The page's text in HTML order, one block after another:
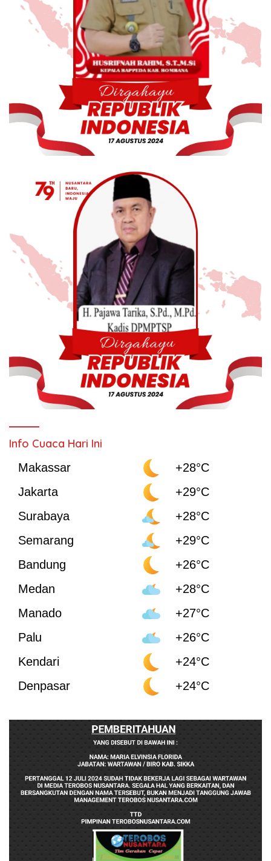
Info Cuaca Hari Ini
Makassar
+28°C
Jakarta
+29°C
Surabaya
+28°C
Semarang
+29°C
Bandung
+26°C
Medan
+28°C
Manado
+27°C
Palu
+26°C
Kendari
+24°C
Denpasar
+24°C